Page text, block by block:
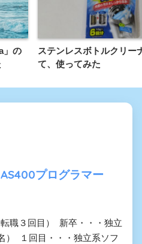
」の
ステンレスボトルクリー
て、使ってみた
プログラマー
職３回目） 新卒・・・独立
） １回目・・・独立系ソフ